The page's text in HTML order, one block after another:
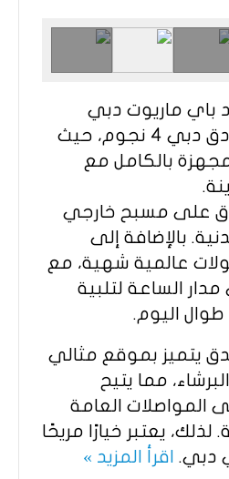
باي ماريوت دبي
البرشاء من أبرز فنادق دبي 4 نجوم، حيث
بالكامل مع
على مسبح خارجي
بالإضافة إلى
عالمية شهية، مع
الساعة لتلبية
اليوم.
يتميز بموقع مثالي
مما يتيح
المواصلات العامة
لذلك، يعتبر خيارًا مريحًا
دبي. اقرأ المزيد »